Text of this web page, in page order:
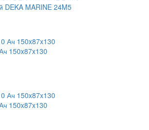
DEKA MARINE 24M5
150x87x130
150x87x130